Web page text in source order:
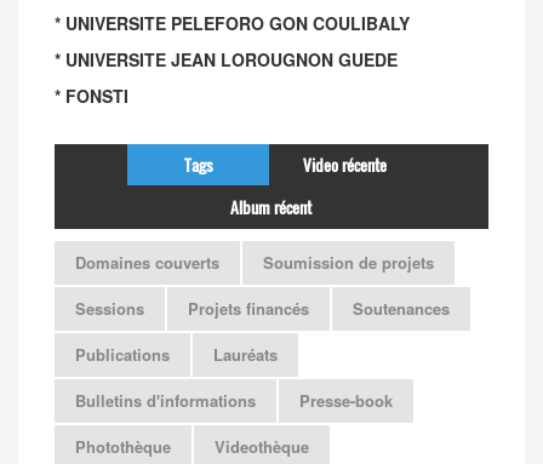
* UNIVERSITE PELEFORO GON COULIBALY
* UNIVERSITE JEAN LOROUGNON GUEDE
* FONSTI
Tags
Video récente
Album récent
Domaines couverts
Soumission de projets
Sessions
Projets financés
Soutenances
Publications
Lauréats
Bulletins d'informations
Presse-book
Photothèque
Videothèque